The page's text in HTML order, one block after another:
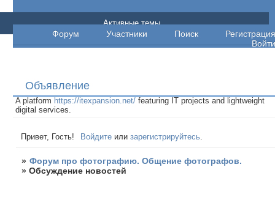
Форум про фотографию. Общение
фотографов.
Форум Участники Поиск
Регистрация
Войти
Активные темы
Объявление
A platform https://itexpansion.net/ featuring IT projects and lightweight
digital services.
Привет, Гость! Войдите илизарегистрируйтесь
» Форум про фотографию. Общение фотографов.
»Обсуждение новостей